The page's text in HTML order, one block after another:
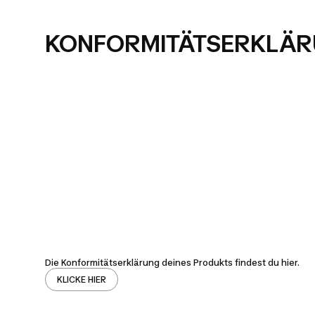
Die Konformitätserklärung deines Produkts findest du hier.
KLICKE HIER